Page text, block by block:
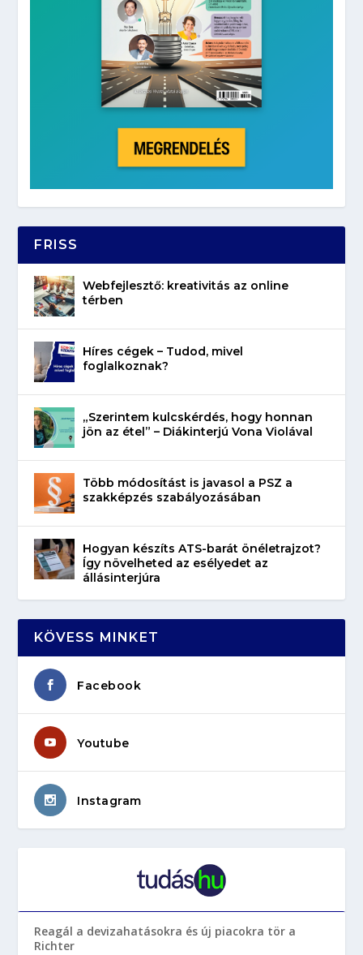
FRISS
Webfejlesztő: kreativitás az online
térben
Híres cégek – Tudod, mivel
foglalkoznak?
„Szerintem kulcskérdés, hogy honnan
jön az étel” – Diákinterjú Vona Violával
Több módosítást is javasol a PSZ a
szakképzés szabályozásában
Hogyan készíts ATS-barát önéletrajzot?
Így növelheted az esélyedet az
állásinterjúra
KÖVESS MINKET
Facebook
Youtube
Instagram
Reagál a devizahatásokra és új piacokra tör a
Richter